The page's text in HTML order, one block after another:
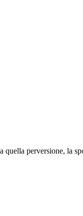
perversione, la